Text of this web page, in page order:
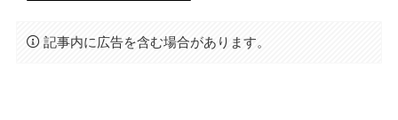
記事内に広告を含む場合があります。